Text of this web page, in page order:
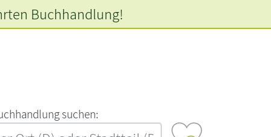
‍s‍u‍c‍h‍e‍n‍:‍
Buchhandlung!